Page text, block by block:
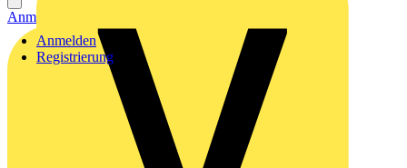
Anmelden
Registrierung
Anmelden